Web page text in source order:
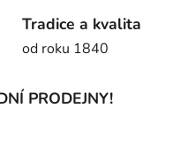
Tradice a kvalita
od roku 1840
PRODEJNY!